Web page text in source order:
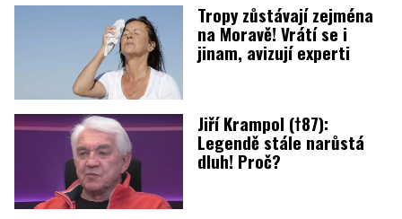
Tropy zůstávají zejména
na Moravě! Vrátí se i
jinam, avizují experti
Jiří Krampol (†87):
Legendě stále narůstá
dluh! Proč?